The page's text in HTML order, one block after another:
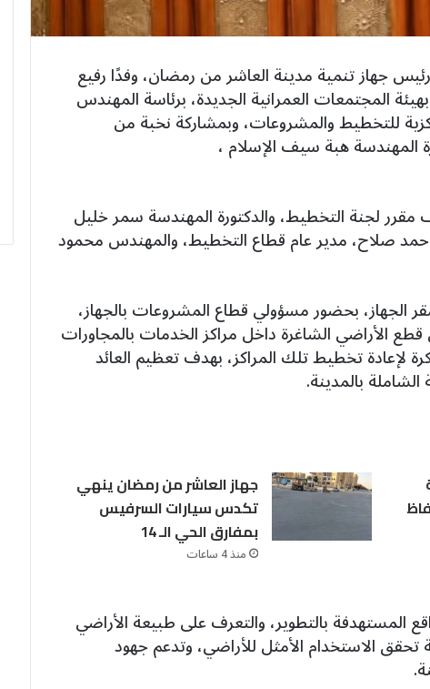
جهاز تنمية مدينة العاشر من رمضان، وفدًا رفيع
المجتمعات العمرانية الجديدة، برئاسة المهندس
للتخطيط والمشروعات، وبمشاركة نخبة من
المهندسة هبة سيف الإسلام ،
مقرر لجنة التخطيط، والدكتورة المهندسة سمر خليل
صلاح، مدير عام قطاع التخطيط، والمهندس محمود
الجهاز، بحضور مسؤولي قطاع المشروعات بالجهاز،
الأراضي الشاغرة داخل مراكز الخدمات بالمجاورات
لإعادة تخطيط تلك المراكز، بهدف تعظيم العائد
بالمدينة.
جهاز العاشر من رمضان ينهي
تكدس سيارات السرفيس
بمفارق الحي الـ 14
منذ 4 ساعات
المستهدفة بالتطوير، والتعرف على طبيعة الأراضي
الاستخدام الأمثل للأراضي، وتدعم جهود